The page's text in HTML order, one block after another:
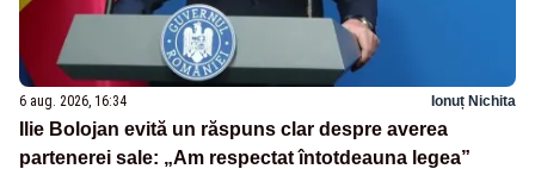
6 aug. 2026, 16:34 Ionuț Nichita
Ilie Bolojan evită un răspuns clar despre averea
partenerei sale: „Am respectat întotdeauna legea”